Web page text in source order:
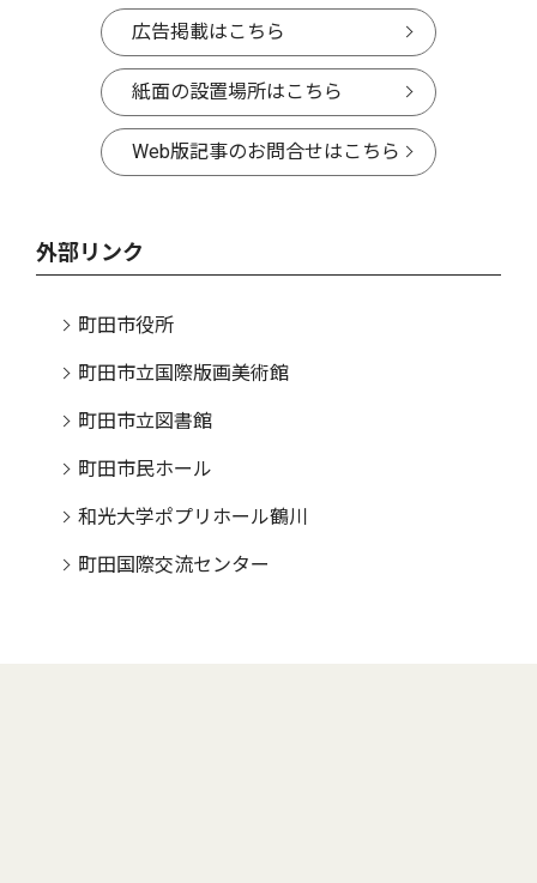
広告掲載はこちら
紙面の設置場所はこちら
Web版記事のお問合せはこちら
外部リンク
町田市役所
町田市立国際版画美術館
町田市立図書館
町田市民ホール
和光大学ポプリホール鶴川
町田国際交流センター